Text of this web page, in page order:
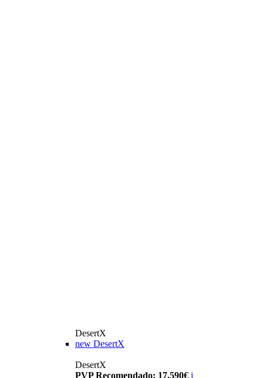
DesertX
new DesertX
DesertX
PVP Recomendado: 17.590€ i